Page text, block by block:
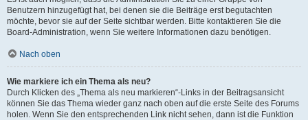
Benutzern hinzugefügt hat, bei denen sie die Beiträge erst begutachten
möchte, bevor sie auf der Seite sichtbar werden. Bitte kontaktieren Sie die
Board-Administration, wenn Sie weitere Informationen dazu benötigen.
Nach oben
Wie markiere ich ein Thema als neu?
Durch Klicken des „Thema als neu markieren“-Links in der Beitragsansicht
können Sie das Thema wieder ganz nach oben auf die erste Seite des Forums
holen. Wenn Sie den entsprechenden Link nicht sehen, dann ist die Funktion